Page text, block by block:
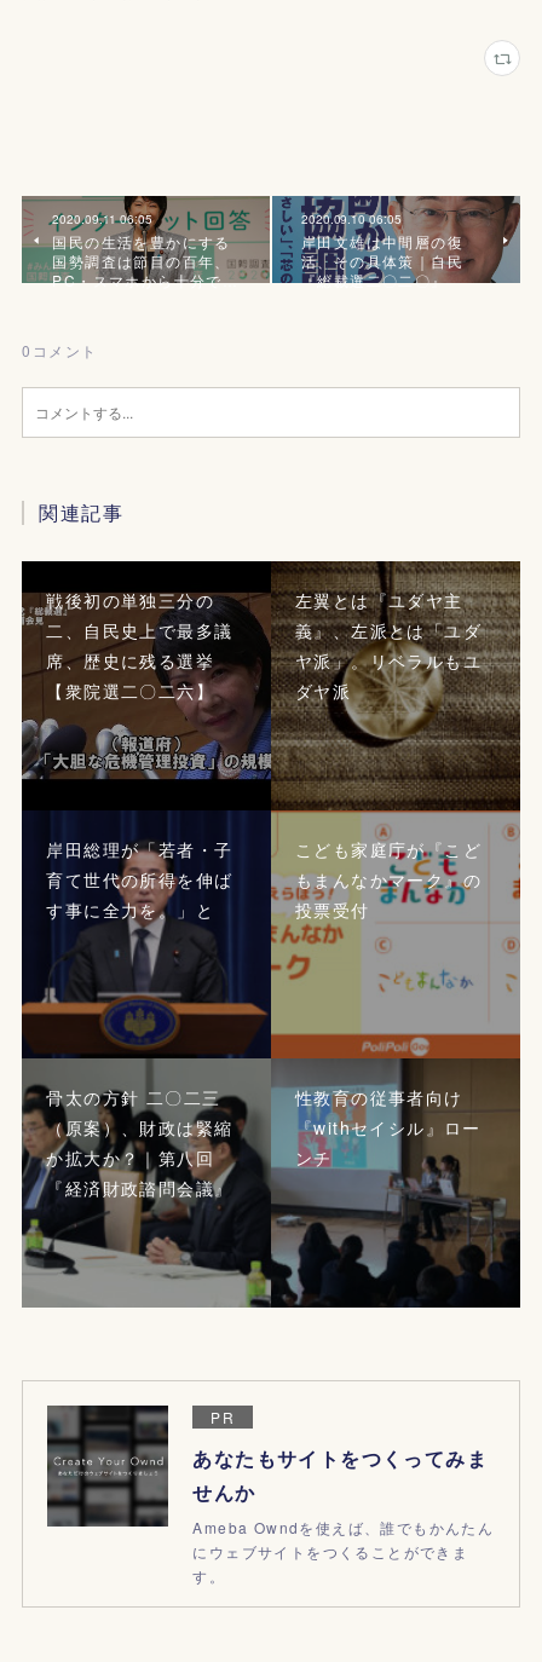
2020.09.11 06:05
国民の生活を豊かにする
国勢調査は節目の百年、
PC・スマホから十分で…
2020.09.10 06:05
岸田文雄は中間層の復
活、その具体策｜自民
『総裁選二〇二〇』
0 コメント
関連記事
戦後初の単独三分の
二、自民史上で最多議
席、歴史に残る選挙
【衆院選二〇二六】
左翼とは『ユダヤ主
義』、左派とは「ユダ
ヤ派」。リベラルもユ
ダヤ派
岸田総理が「若者・子
育て世代の所得を伸ば
す事に全力を。」と
こども家庭庁が『こど
もまんなかマーク』の
投票受付
骨太の方針 二〇二三
（原案）、財政は緊縮
か拡大か？｜第八回
『経済財政諮問会議』
性教育の従事者向け
『withセイシル』ロー
ンチ
PR
あなたもサイトをつくってみま
せんか
Ameba Owndを使えば、誰でもかんたん
にウェブサイトをつくることができま
す。